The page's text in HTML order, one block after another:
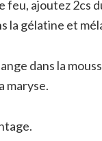
feu, ajoutez 2cs
la gélatine et
dans la
maryse.